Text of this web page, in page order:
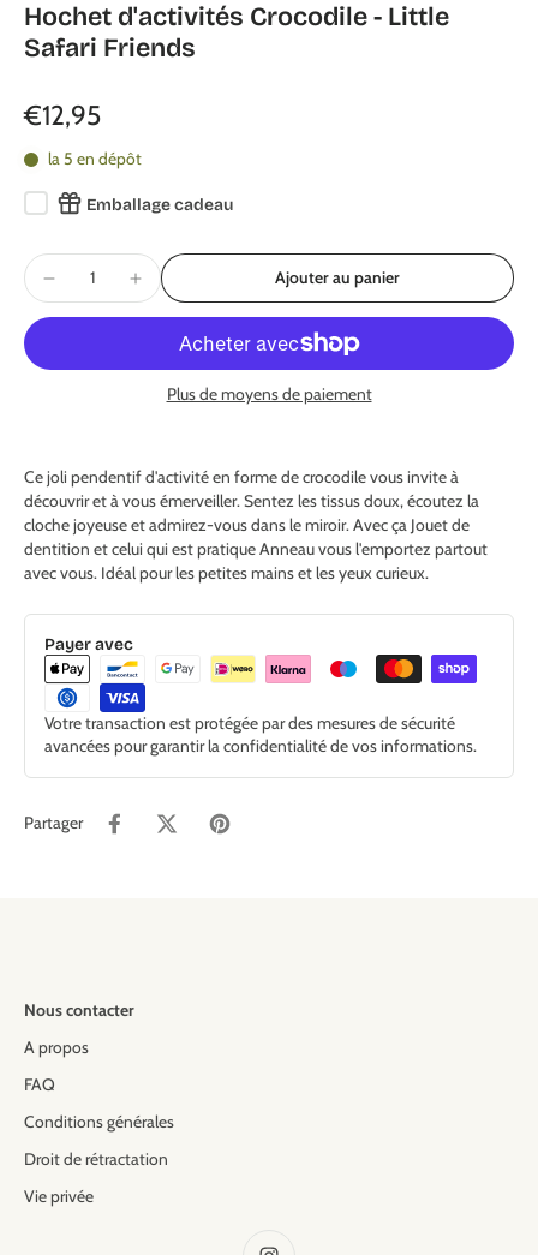
Hochet d'activités Crocodile - Little
Safari Friends
€12,95
la 5 en dépôt
Emballage cadeau
Ajouter au panier
Plus de moyens de paiement
Ce joli pendentif d'activité en forme de crocodile vous invite à
découvrir et à vous émerveiller. Sentez les tissus doux, écoutez la
cloche joyeuse et admirez-vous dans le miroir. Avec ça Jouet de
dentition et celui qui est pratique Anneau vous l'emportez partout
avec vous. Idéal pour les petites mains et les yeux curieux.
Payer avec
Votre transaction est protégée par des mesures de sécurité
avancées pour garantir la confidentialité de vos informations.
Partager
Nous contacter
A propos
FAQ
Conditions générales
Droit de rétractation
Vie privée